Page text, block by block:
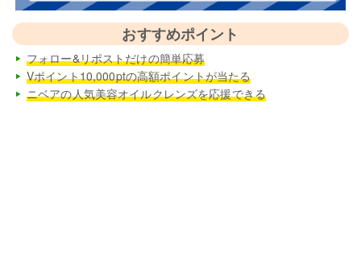
おすすめポイント
フォロー&リポストだけの簡単応募
Vポイント10,000ptの高額ポイントが当たる
ニベアの人気美容オイルクレンズを応援できる